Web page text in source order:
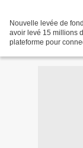
Nouvelle levée de
avoir levé 15 millions
plateforme pour